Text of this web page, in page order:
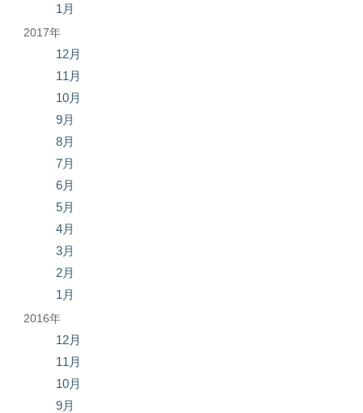
1月
2017年
12月
11月
10月
9月
8月
7月
6月
5月
4月
3月
2月
1月
2016年
12月
11月
10月
9月